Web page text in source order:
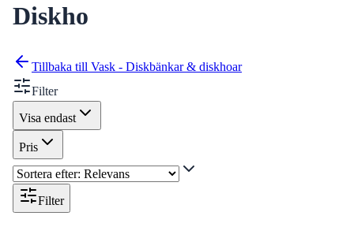
Diskho
Tillbaka till Vask - Diskbänkar & diskhoar
Filter
Visa endast
Pris
Filter